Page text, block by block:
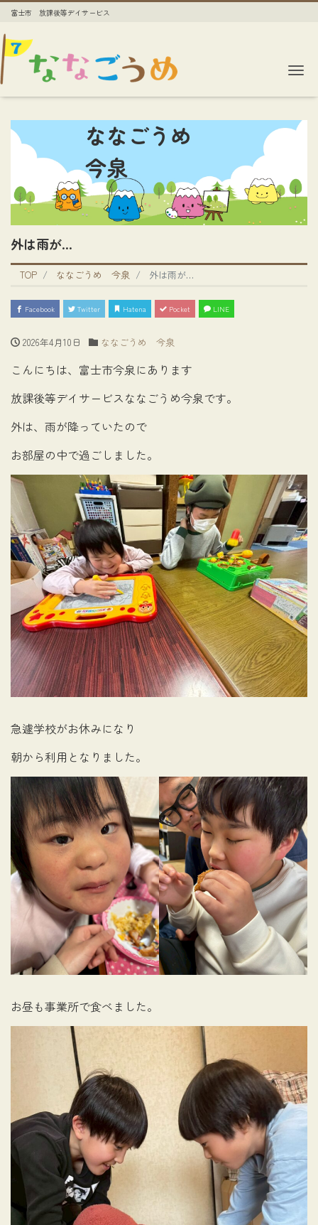
富士市 放課後等デイサービス
ななごうめ
今泉
外は雨が…
TOP ななごうめ 今泉 外は雨が…
Facebook Twitter Hatena Pocket LINE
2026年4月10日 ななごうめ 今泉
こんにちは、富士市今泉にあります
放課後等デイサービスななごうめ今泉です。
外は、雨が降っていたので
お部屋の中で過ごしました。
急遽学校がお休みになり
朝から利用となりました。
お昼も事業所で食べました。